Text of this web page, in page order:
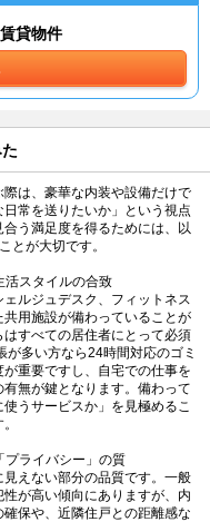
貸物件
は、豪華な内装や設備だけで
常を送りたいか」という視点
う満足度を得るためには、以
とが大切です。
活スタイルの合致
ルジュデスク、フィットネス
用施設が備わっていることが
すべての居住者にとって必須
多い方なら24時間対応のゴミ
重要ですし、自宅での仕事を
無が鍵となります。備わって
うサービスか」を見極めるこ
プライバシー」の質
えない部分の品質です。一般
が高い傾向にありますが、内
保や、近隣住戸との距離感な